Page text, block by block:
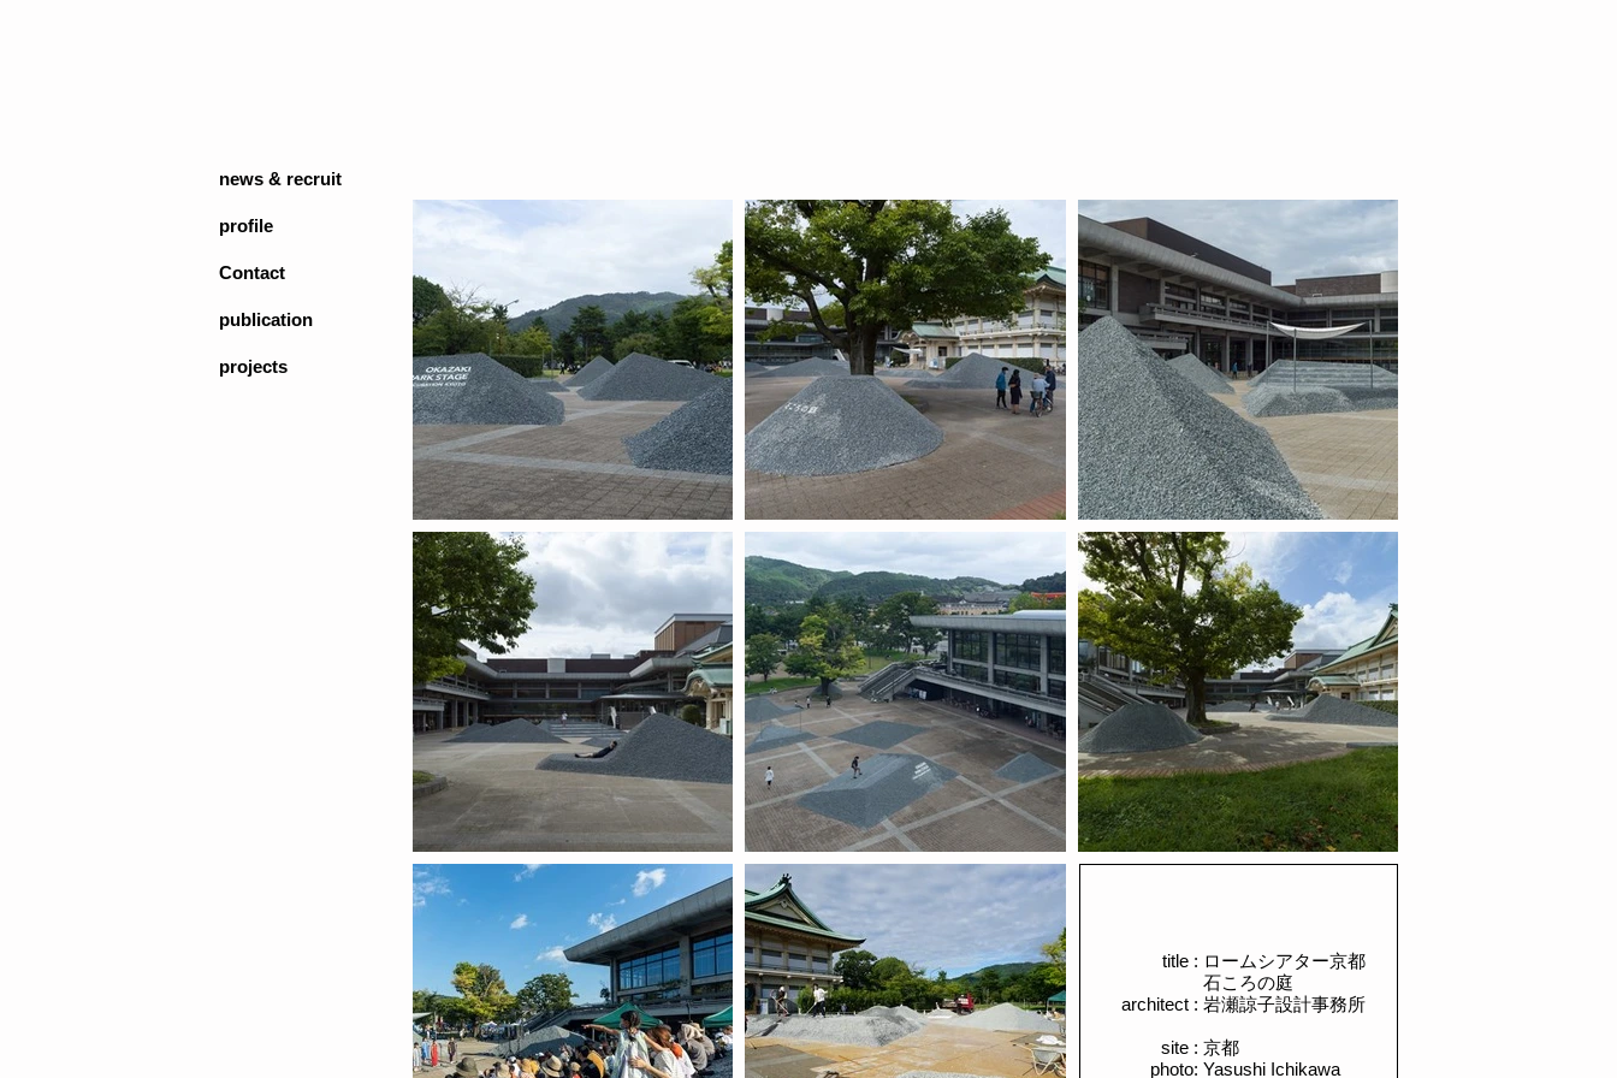
​ロームシアター京都
石ころの庭
岩瀬諒子設計事務所
​京都
Yasushi Ichikawa
title :
architect :
site :
photo:
news & recruit
profile
Contact
publication
projects